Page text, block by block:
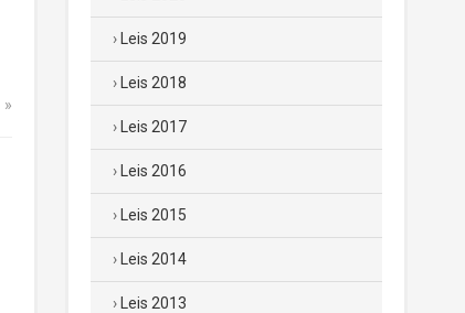
Leis 2019
Leis 2018
Leis 2017
Leis 2016
Leis 2015
Leis 2014
Leis 2013